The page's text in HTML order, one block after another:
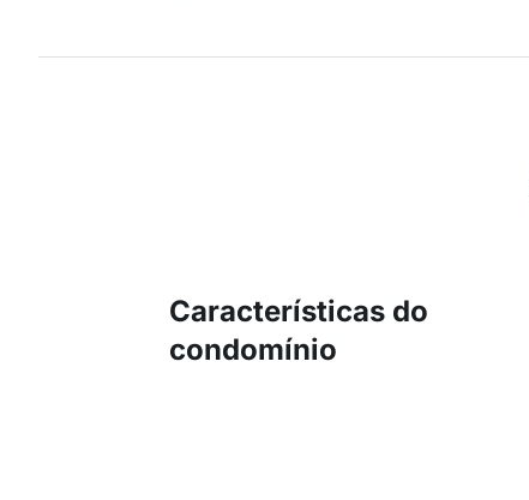
Características do
condomínio